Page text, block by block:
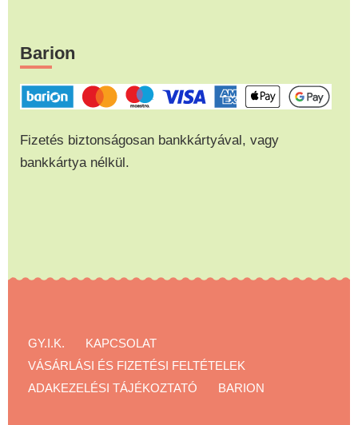
Barion
Fizetés biztonságosan bankkártyával, vagy
bankkártya nélkül.
GY.I.K.
KAPCSOLAT
VÁSÁRLÁSI ÉS FIZETÉSI FELTÉTELEK
ADAKEZELÉSI TÁJÉKOZTATÓ
BARION